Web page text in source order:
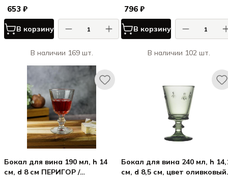
653 ₽
В корзину
В наличии 169 шт.
796 ₽
В корзину
В наличии 102 шт.
Бокал для вина 190 мл, h 14
см, d 8 см ПЕРИГОР /
Бокал для вина 240 мл, h
см, d 8,5 см, цвет оливковый